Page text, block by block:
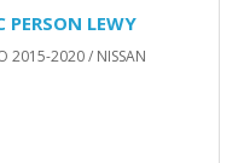
LEWY
2015-2020 / NISSAN